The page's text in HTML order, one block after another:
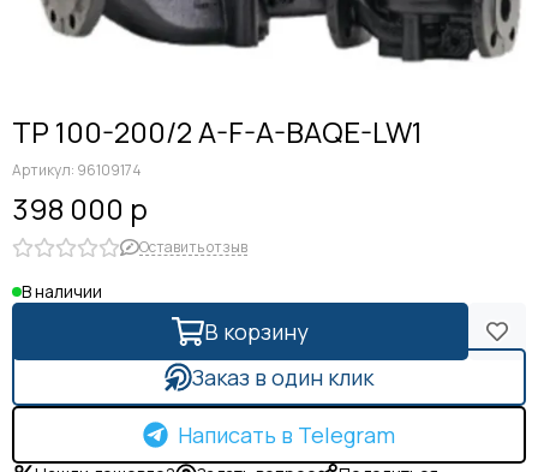
TP 100-200/2 A-F-A-BAQE-LW1
Артикул: 96109174
398 000 р
Оставить отзыв
В наличии
В корзину
Заказ в один клик
Написать в Telegram